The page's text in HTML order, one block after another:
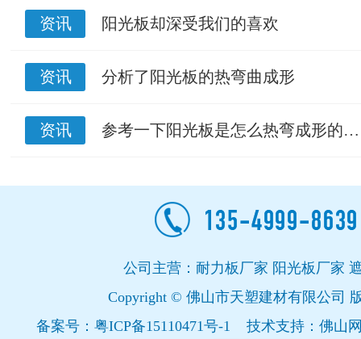
资讯 阳光板却深受我们的喜欢
资讯 分析了阳光板的热弯曲成形
资讯 参考一下阳光板是怎么热弯成形的…
公司主营：耐力板厂家 阳光板厂家
Copyright © 佛山市天塑建材有限公司
备案号：粤ICP备15110471号-1 技术支持：佛山